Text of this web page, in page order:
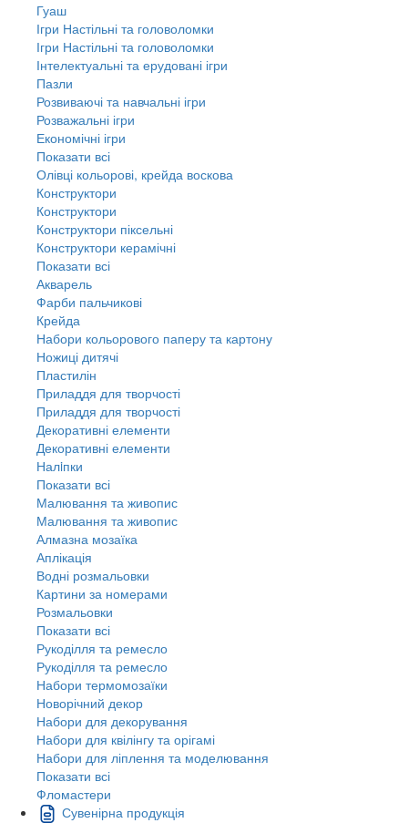
Гуаш
Ігри Настільні та головоломки
Ігри Настільні та головоломки
Інтелектуальні та ерудовані ігри
Пазли
Розвиваючі та навчальні ігри
Розважальні ігри
Економічні ігри
Показати всі
Олівці кольорові, крейда воскова
Конструктори
Конструктори
Конструктори піксельні
Конструктори керамічні
Показати всі
Акварель
Фарби пальчикові
Крейда
Набори кольорового паперу та картону
Ножиці дитячі
Пластилін
Приладдя для творчості
Приладдя для творчості
Декоративні елементи
Декоративні елементи
Налiпки
Показати всі
Малювання та живопис
Малювання та живопис
Алмазна мозаїка
Аплікація
Водні розмальовки
Картини за номерами
Розмальовки
Показати всі
Рукоділля та ремесло
Рукоділля та ремесло
Набори термомозаїки
Новорічний декор
Набори для декорування
Набори для квілінгу та орігамі
Набори для ліплення та моделювання
Показати всі
Фломастери
Сувенірна продукція